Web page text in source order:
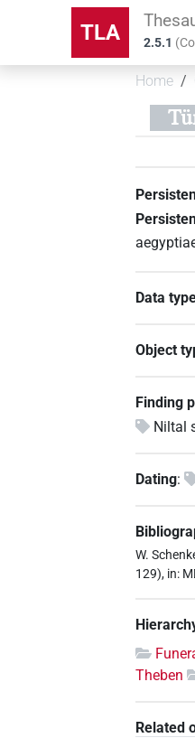
TLA 2.5.1 (
Home
Data
Object
Finding
Niltal
Dating:
W.
129), in:
Theben
Related